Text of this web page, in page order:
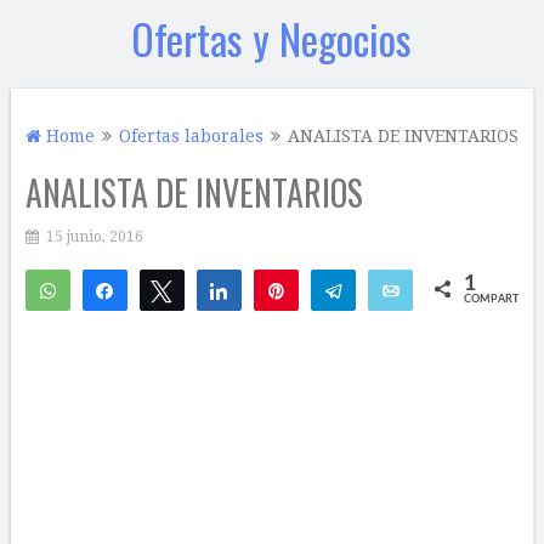
Ofertas y Negocios
Home Ofertas laborales ANALISTA DE INVENTARIOS
ANALISTA DE INVENTARIOS
15 junio, 2016
WhatsAppCompartirTwittear Compartir Telegram Email 1
COMPARTIR